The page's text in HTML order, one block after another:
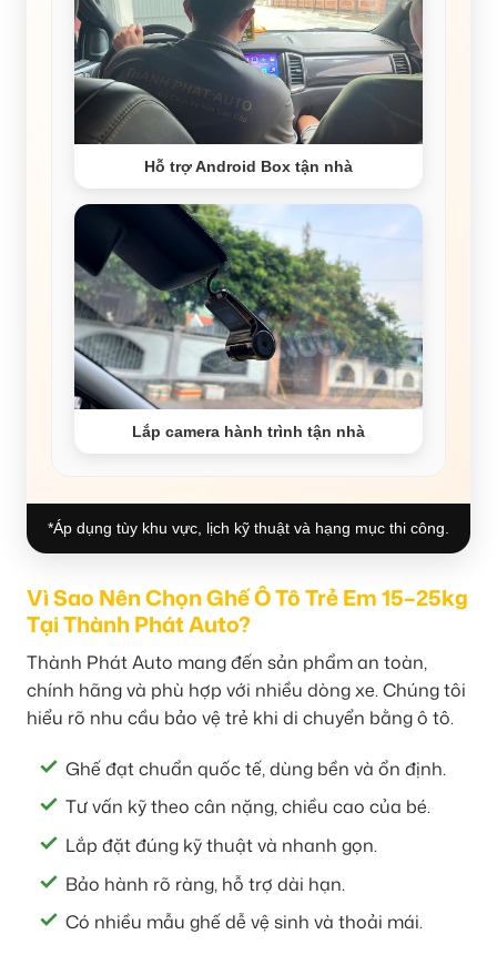
Hỗ trợ Android Box tận nhà
Lắp camera hành trình tận nhà
*Áp dụng tùy khu vực, lịch kỹ thuật và hạng mục thi công.
Vì Sao Nên Chọn Ghế Ô Tô Trẻ Em 15–25kg
Tại Thành Phát Auto?
Thành Phát Auto mang đến sản phẩm an toàn,
chính hãng và phù hợp với nhiều dòng xe. Chúng tôi
hiểu rõ nhu cầu bảo vệ trẻ khi di chuyển bằng ô tô.
Ghế đạt chuẩn quốc tế, dùng bền và ổn định.
Tư vấn kỹ theo cân nặng, chiều cao của bé.
Lắp đặt đúng kỹ thuật và nhanh gọn.
Bảo hành rõ ràng, hỗ trợ dài hạn.
Có nhiều mẫu ghế dễ vệ sinh và thoải mái.